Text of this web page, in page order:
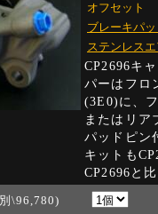
オフセット
ブレーキパ
ステンレス
CP2696キ
パーはフロ
(3E0)に、
またはリア
パッドピン
キットも
CP2696と
\96,780)